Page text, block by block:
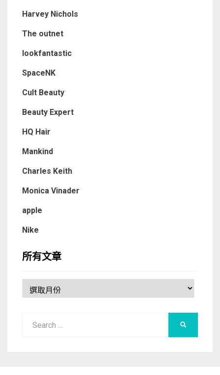
Harvey Nichols
The outnet
lookfantastic
SpaceNK
Cult Beauty
Beauty Expert
HQ Hair
Mankind
Charles Keith
Monica Vinader
apple
Nike
所有文章
有